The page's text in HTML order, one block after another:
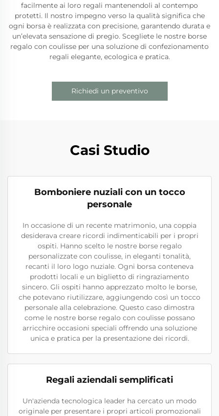
facilmente ai loro regali mantenendoli al contempo
protetti. Il nostro impegno verso la qualità significa che
ogni borsa è realizzata con precisione, garantendo durata e
un’elevata sensazione di pregio. Scegliete le nostre borse
regalo con coulisse per una soluzione di confezionamento
regali elegante, ecologica e pratica.
Richiedi un preventivo
Casi Studio
Bomboniere nuziali con un tocco
personale
In occasione di un recente matrimonio, una coppia
desiderava creare ricordi indimenticabili per i propri
ospiti. Hanno scelto le nostre borse regalo
personalizzate con coulisse, in eleganti tonalità,
recanti il loro logo nuziale. Ogni borsa conteneva
prodotti locali e un biglietto di ringraziamento
sincero. Gli ospiti hanno apprezzato molto le borse,
che potevano riutilizzare, aggiungendo così un tocco
personale alla celebrazione. Questo caso dimostra
come le nostre borse regalo con coulisse possano
arricchire occasioni speciali offrendo una soluzione
unica e pratica per la presentazione dei ricordi.
Regali aziendali semplificati
Un'azienda tecnologica leader ha cercato un modo
originale per presentare i propri articoli promozionali